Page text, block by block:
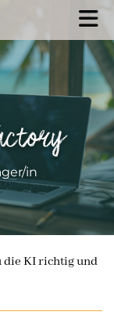
in
die KI richtig und